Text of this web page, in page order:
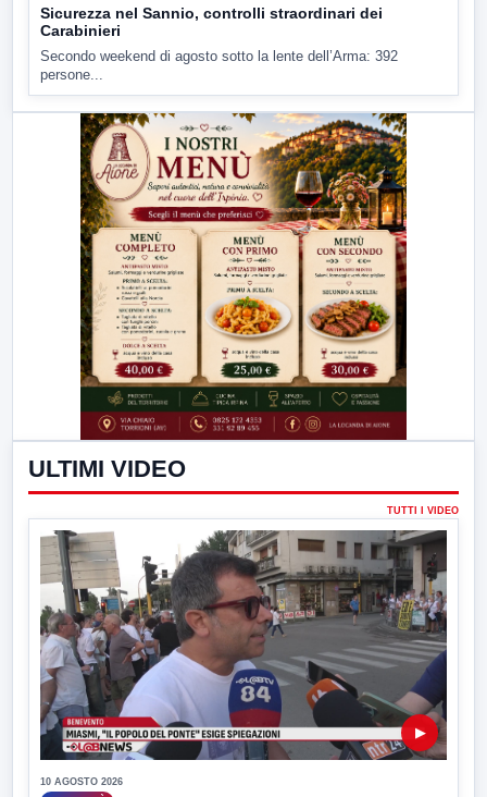
Sicurezza nel Sannio, controlli straordinari dei
Carabinieri
Secondo weekend di agosto sotto la lente dell’Arma: 392
persone...
ULTIMI VIDEO
TUTTI I VIDEO
▶
10 AGOSTO 2026